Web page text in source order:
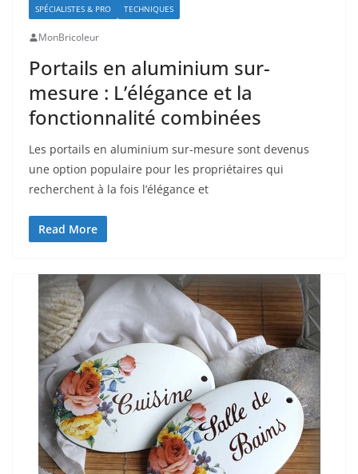
SPÉCIALISTES & PRO
TECHNIQUES
MonBricoleur
Portails en aluminium sur-
mesure : L’élégance et la
fonctionnalité combinées
Les portails en aluminium sur-mesure sont devenus
une option populaire pour les propriétaires qui
recherchent à la fois l’élégance et
Read More